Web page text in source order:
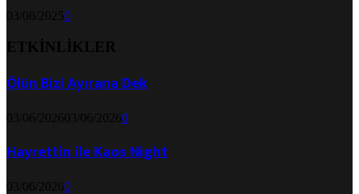
03/08/20250
ETKİNLİKLER
Ölün Bizi Ayırana Dek
03/06/202603/06/20260
Hayrettin ile Kaos Night
03/06/20260